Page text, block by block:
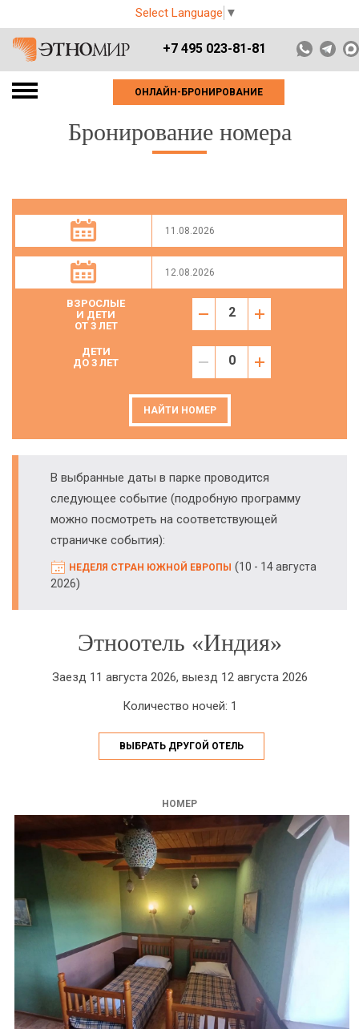
Select Language ▼
+7 495 023-81-81
ОНЛАЙН-БРОНИРОВАНИЕ
Бронирование номера
ВЗРОСЛЫЕ
И ДЕТИ
ОТ 3 ЛЕТ
ДЕТИ
ДО 3 ЛЕТ
НАЙТИ НОМЕР
В выбранные даты в парке проводится
следующее событие (подробную программу
можно посмотреть на соответствующей
страничке события):
НЕДЕЛЯ СТРАН ЮЖНОЙ ЕВРОПЫ (10 - 14 августа
2026)
Этноотель «Индия»
Заезд 11 августа 2026, выезд 12 августа 2026
Количество ночей: 1
ВЫБРАТЬ ДРУГОЙ ОТЕЛЬ
НОМЕР